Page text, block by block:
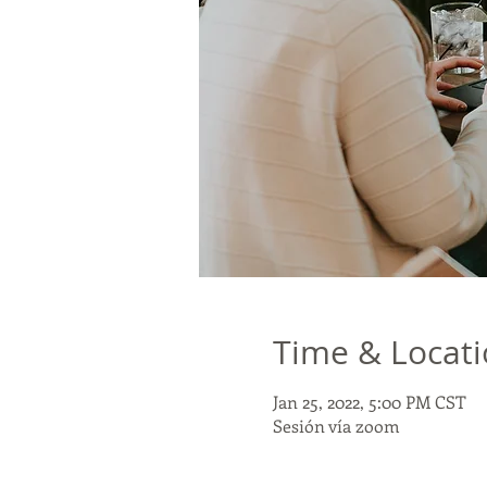
Time &
Jan 25, 2022, 5:00 PM CST
Sesión vía zoom